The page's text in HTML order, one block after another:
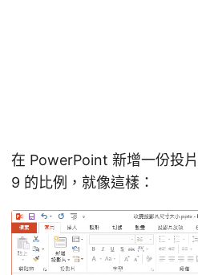
在 PowerPoint 新增一份投
9 的比例，就像這樣：